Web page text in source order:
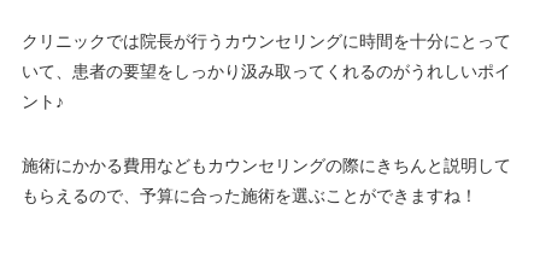
クリニックでは院長が行うカウンセリングに時間を十分にとって
いて、患者の要望をしっかり汲み取ってくれるのがうれしいポイ
ント♪
施術にかかる費用などもカウンセリングの際にきちんと説明して
もらえるので、予算に合った施術を選ぶことができますね！